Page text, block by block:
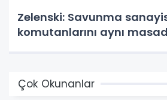
Zelenski: Savunma
komutanlarını aynı
Çok Okunanlar